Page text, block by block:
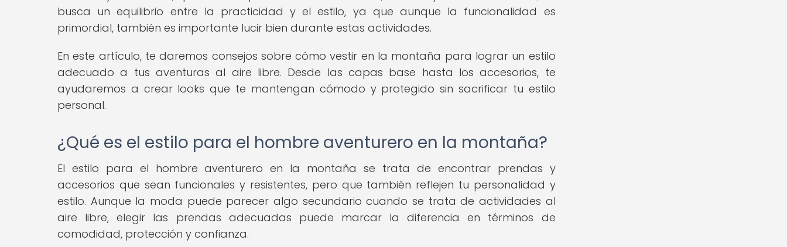
busca un equilibrio entre la practicidad y el estilo, ya que aunque la funcionalidad es
primordial, también es importante lucir bien durante estas actividades.
En este artículo, te daremos consejos sobre cómo vestir en la montaña para lograr un estilo
adecuado a tus aventuras al aire libre. Desde las capas base hasta los accesorios, te
ayudaremos a crear looks que te mantengan cómodo y protegido sin sacrificar tu estilo
personal.
¿Qué es el estilo para el hombre aventurero en la montaña?
El estilo para el hombre aventurero en la montaña se trata de encontrar prendas y
accesorios que sean funcionales y resistentes, pero que también reflejen tu personalidad y
estilo. Aunque la moda puede parecer algo secundario cuando se trata de actividades al
aire libre, elegir las prendas adecuadas puede marcar la diferencia en términos de
comodidad, protección y confianza.